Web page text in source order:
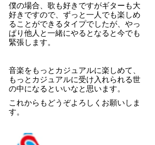
僕の場合、歌も好きですがギターも大
好きですので、ずっと一人でも楽しめ
ることができるタイプでしたが、やっ
ぱり他人と一緒にやるとなると今でも
緊張します。
音楽をもっとカジュアルに楽しめて、
もっとカジュアルに受け入れられる世
の中になるといいなと思います。
これからもどうぞよろしくお願いしま
す。